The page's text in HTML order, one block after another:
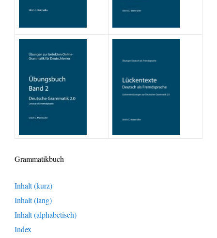
Grammatikbuch
Inhalt (kurz)
Inhalt (lang)
Inhalt (alphabetisch)
Index